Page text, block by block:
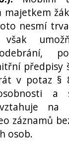
nesmí
však
předpisy
v potaz §
a
na
záznamů
osob.